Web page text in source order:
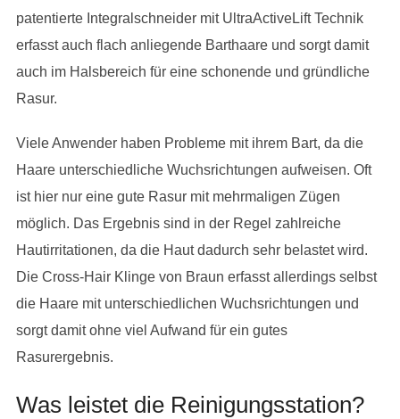
patentierte Integralschneider mit UltraActiveLift Technik
erfasst auch flach anliegende Barthaare und sorgt damit
auch im Halsbereich für eine schonende und gründliche
Rasur.
Viele Anwender haben Probleme mit ihrem Bart, da die
Haare unterschiedliche Wuchsrichtungen aufweisen. Oft
ist hier nur eine gute Rasur mit mehrmaligen Zügen
möglich. Das Ergebnis sind in der Regel zahlreiche
Hautirritationen, da die Haut dadurch sehr belastet wird.
Die Cross-Hair Klinge von Braun erfasst allerdings selbst
die Haare mit unterschiedlichen Wuchsrichtungen und
sorgt damit ohne viel Aufwand für ein gutes
Rasurergebnis.
Was leistet die Reinigungsstation?